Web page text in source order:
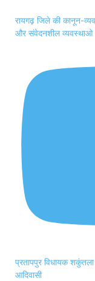
रायगढ़ जिले की कानून-
और संवेदनशील व्यवस्थाओ
प्रतापपुर विधायक शकुंतला
आदिवासी